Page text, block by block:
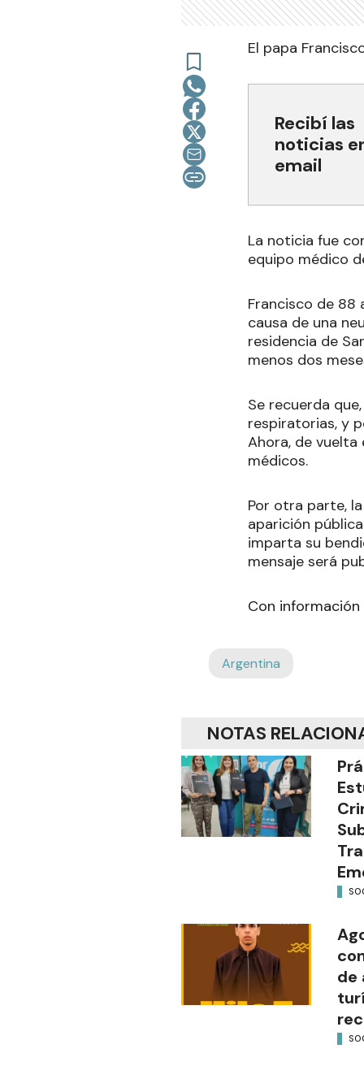
El papa
Recibí las
noticias
email
La noticia fue
equipo médico
Francisco de 88
causa de una
residencia de
menos dos
Se recuerda
respiratorias, y
Ahora, de
médicos.
Por otra parte,
aparición
imparta su
mensaje será
Con información
Argentina
NOTAS
de